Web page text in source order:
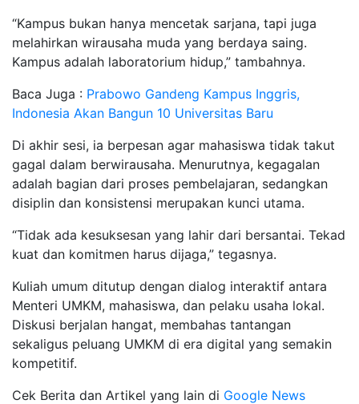
“Kampus bukan hanya mencetak sarjana, tapi juga
melahirkan wirausaha muda yang berdaya saing.
Kampus adalah laboratorium hidup,” tambahnya.
Baca Juga : Prabowo Gandeng Kampus Inggris,
Indonesia Akan Bangun 10 Universitas Baru
Di akhir sesi, ia berpesan agar mahasiswa tidak takut
gagal dalam berwirausaha. Menurutnya, kegagalan
adalah bagian dari proses pembelajaran, sedangkan
disiplin dan konsistensi merupakan kunci utama.
“Tidak ada kesuksesan yang lahir dari bersantai. Tekad
kuat dan komitmen harus dijaga,” tegasnya.
Kuliah umum ditutup dengan dialog interaktif antara
Menteri UMKM, mahasiswa, dan pelaku usaha lokal.
Diskusi berjalan hangat, membahas tantangan
sekaligus peluang UMKM di era digital yang semakin
kompetitif.
Cek Berita dan Artikel yang lain di Google News